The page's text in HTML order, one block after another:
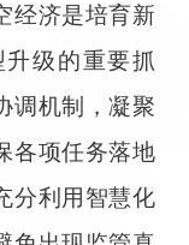
经济是培育新
级的重要抓
调机制，凝聚
各项任务落地
分利用智慧化